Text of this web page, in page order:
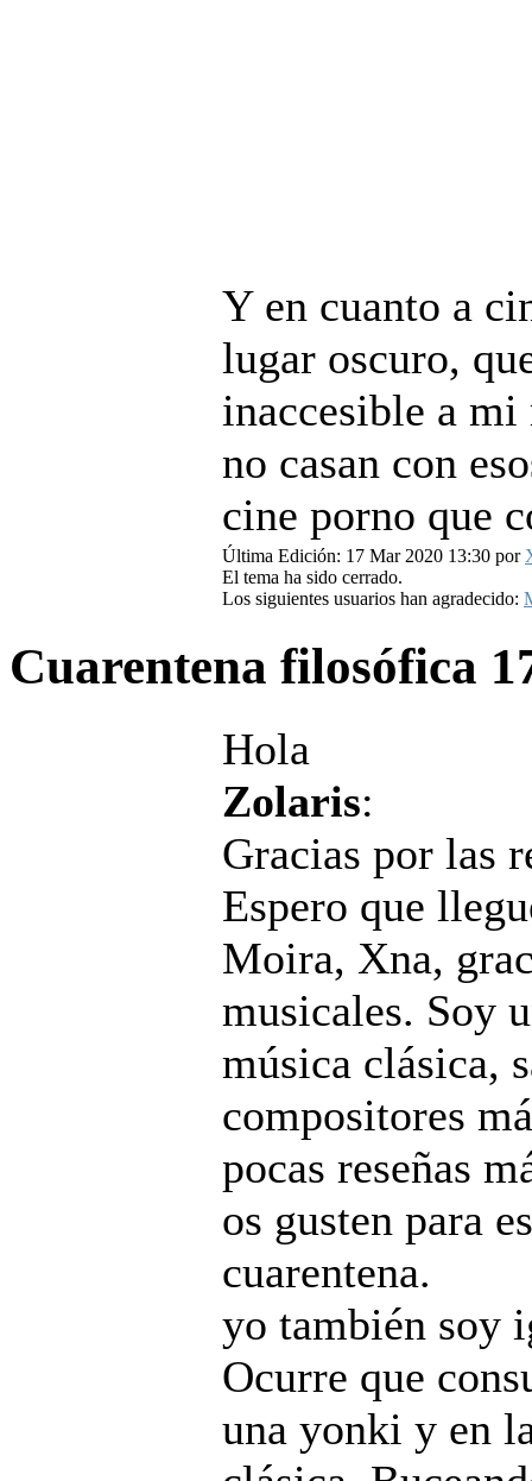
Y en cuanto a
lugar oscuro,
inaccesible a mi
no casan con
cine porno que
Última Edición: 17 Mar 2020 13:30 por
El tema ha sido cerrado.
Los siguientes usuarios han agradecido:
Cuarentena filosófica
Hola
Zolaris:
Gracias por las
Espero que
Moira, Xna,
musicales. Soy
música clásica,
compositores
pocas reseñas
os gusten para
cuarentena.
yo también soy
Ocurre que
una yonki y en